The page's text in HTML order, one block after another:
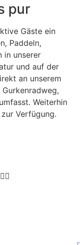
pur
Gäste ein
Paddeln,
in unserer
und auf der
an unserem
Weiterhin
Verfügung.
